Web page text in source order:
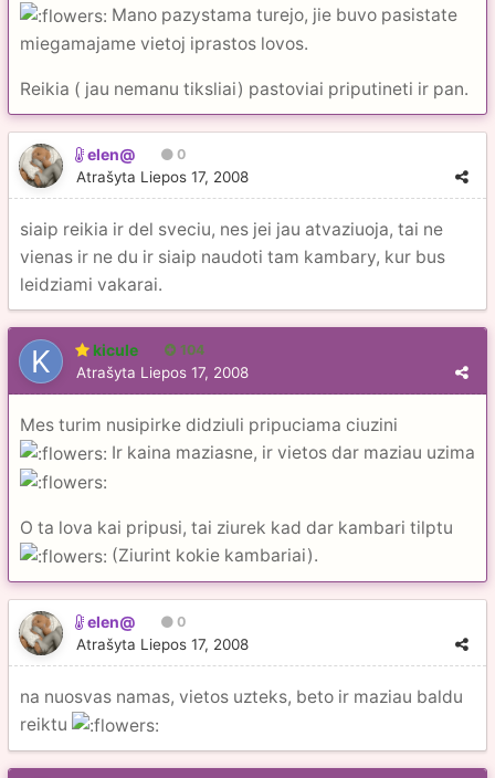
Mano pazystama turejo, jie buvo pasistate
miegamajame vietoj iprastos lovos.
Reikia ( jau nemanu tiksliai) pastoviai priputineti ir pan.
elen@ 0
Atrašyta Liepos 17, 2008
siaip reikia ir del sveciu, nes jei jau atvaziuoja, tai ne
vienas ir ne du ir siaip naudoti tam kambary, kur bus
leidziami vakarai.
kicule 104
Atrašyta Liepos 17, 2008
Mes turim nusipirke didziuli pripuciama ciuzini
Ir kaina maziasne, ir vietos dar maziau uzima
O ta lova kai pripusi, tai ziurek kad dar kambari tilptu
(Ziurint kokie kambariai).
elen@ 0
Atrašyta Liepos 17, 2008
na nuosvas namas, vietos uzteks, beto ir maziau baldu
reiktu